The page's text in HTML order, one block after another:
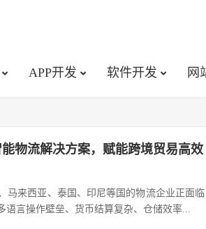
APP开发 软件开发 网
物流解决方案，赋能跨境贸易高效
马来西亚、泰国、印尼等国的物流企业正面临
语言操作壁垒、货币结算复杂、仓储效率...